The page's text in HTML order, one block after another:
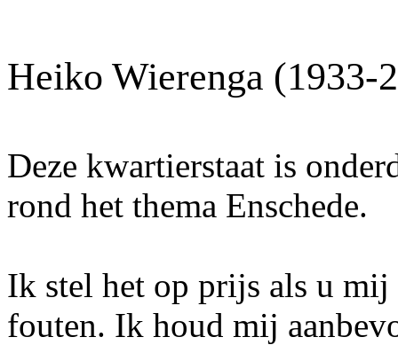
Heiko Wierenga (1933-
Deze kwartierstaat is
rond het thema Enschede.
Ik stel het op prijs als u mij
fouten. Ik houd mij